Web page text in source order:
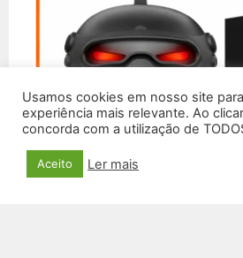
Usamos cookies em nosso site
experiência mais relevante. Ao
concorda com a utilização de
Aceito Ler mais